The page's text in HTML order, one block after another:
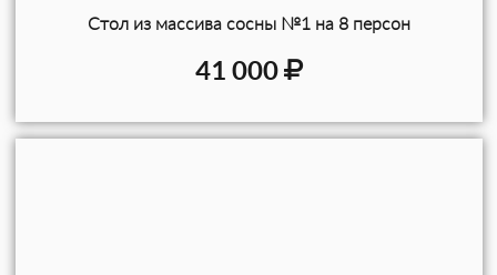
Стол из массива сосны №1 на 8 персон
41 000